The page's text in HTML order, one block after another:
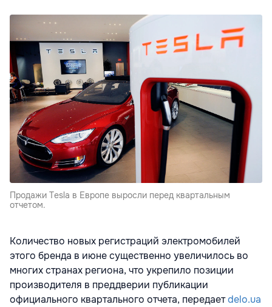
Продажи Tesla в Европе выросли перед квартальным
отчетом.
Количество новых регистраций электромобилей
этого бренда в июне существенно увеличилось во
многих странах региона, что укрепило позиции
производителя в преддверии публикации
официального квартального отчета, передаетdelo.ua